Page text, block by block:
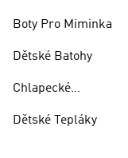
Boty Pro Miminka
Dětské Batohy
Chlapecké
Dětské Tepláky